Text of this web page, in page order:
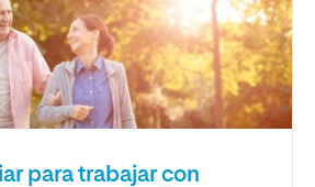
para trabajar con